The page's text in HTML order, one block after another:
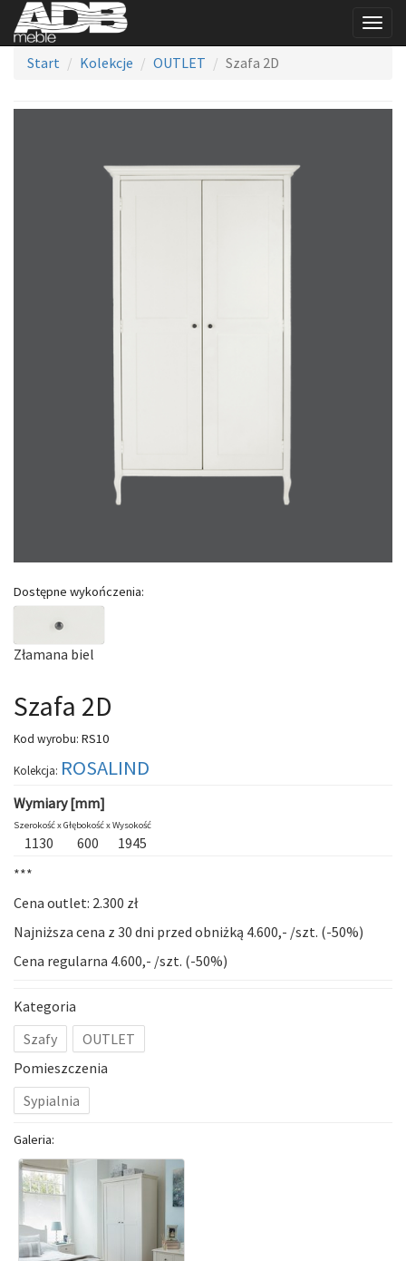
Start
Kolekcje OUTLET Szafa 2D
Dostępne wykończenia:
Złamana biel
Szafa 2D
Kod wyrobu: RS10
Kolekcja: ROSALIND
Wymiary [mm]
Szerokość xGłębokość xWysokość
1130 600
1945
***
Cena outlet: 2.300 zł
Najniższa cena z 30 dni przed obniżką 4.600,- /szt. (-50%)
Cena regularna 4.600,- /szt. (-50%)
Kategoria
Szafy
OUTLET
Pomieszczenia
Sypialnia
Galeria: